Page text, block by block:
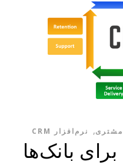
مشتری, نرم‌افزار CRM